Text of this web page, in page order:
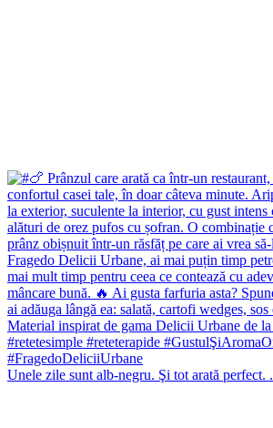
Unele zile sunt alb-negru. Şi tot arată perfect. .